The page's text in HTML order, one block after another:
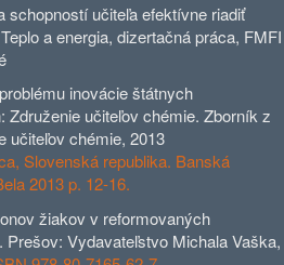
schopností učiteľa efektívne riadiť
a energia, dizertačná práca, FMFI
inovácie štátnych
učiteľov chémie. Zborník z
učiteľov chémie, 2013
Slovenská republika. Banská
2013 p. 12-16.
žiakov v reformovaných
Vydavateľstvo Michala Vaška,